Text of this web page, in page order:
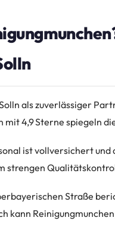
als zuverlässiger
mit 4,9 Sterne spiegeln
ist vollversichert
strengen
Straße
kann